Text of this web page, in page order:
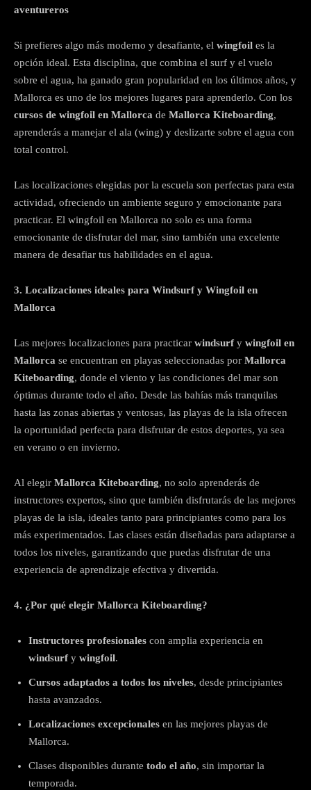
aventureros
Si prefieres algo más moderno y desafiante, el wingfoil es la
opción ideal. Esta disciplina, que combina el surf y el vuelo
sobre el agua, ha ganado gran popularidad en los últimos años, y
Mallorca es uno de los mejores lugares para aprenderlo. Con los
cursos de wingfoil en Mallorca de Mallorca Kiteboarding,
aprenderás a manejar el ala (wing) y deslizarte sobre el agua con
total control.
Las localizaciones elegidas por la escuela son perfectas para esta
actividad, ofreciendo un ambiente seguro y emocionante para
practicar. El wingfoil en Mallorca no solo es una forma
emocionante de disfrutar del mar, sino también una excelente
manera de desafiar tus habilidades en el agua.
3. Localizaciones ideales para Windsurf y Wingfoil en
Mallorca
Las mejores localizaciones para practicar windsurfy wingfoil en
Mallorca se encuentran en playas seleccionadas por Mallorca
Kiteboarding, donde el viento y las condiciones del mar son
óptimas durante todo el año. Desde las bahías más tranquilas
hasta las zonas abiertas y ventosas, las playas de la isla ofrecen
la oportunidad perfecta para disfrutar de estos deportes, ya sea
en verano o en invierno.
Al elegir Mallorca Kiteboarding, no solo aprenderás de
instructores expertos, sino que también disfrutarás de las mejores
playas de la isla, ideales tanto para principiantes como para los
más experimentados. Las clases están diseñadas para adaptarse a
todos los niveles, garantizando que puedas disfrutar de una
experiencia de aprendizaje efectiva y divertida.
4. ¿Por qué elegir Mallorca Kiteboarding?
Instructores profesionales con amplia experiencia en
windsurfy wingfoil.
Cursos adaptados a todos los niveles, desde principiantes
hasta avanzados.
Localizaciones excepcionales en las mejores playas de
Mallorca.
Clases disponibles durante todo el año, sin importar la
temporada.